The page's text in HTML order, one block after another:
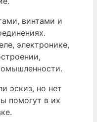
винтами и
электронике,
эскиз, но нет
помогут в их